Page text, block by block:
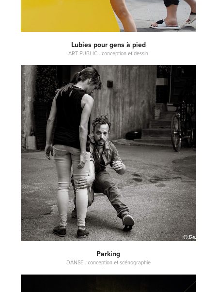
Lubies pour gens à pied
ART PUBLIC . conception et dessin
Parking
DANSE . conception et scénographie